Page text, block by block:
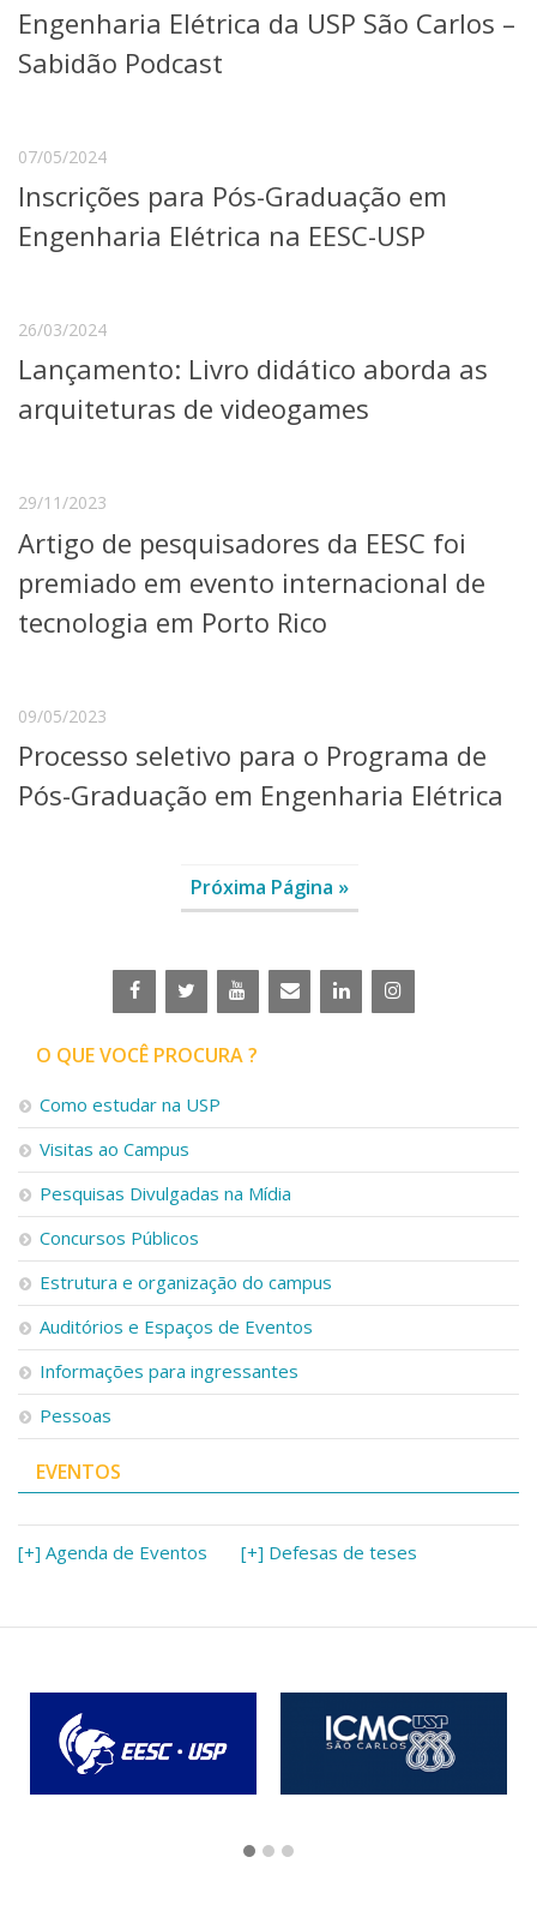
Aplicativos e Sites
Jornal da USP
Agenda de Eventos
Engenharia Elétrica da USP São Carlos –
Sabidão Podcast
07/05/2024
Inscrições para Pós-Graduação em
Engenharia Elétrica na EESC-USP
26/03/2024
Lançamento: Livro didático aborda as
arquiteturas de videogames
29/11/2023
Artigo de pesquisadores da EESC foi
premiado em evento internacional de
tecnologia em Porto Rico
09/05/2023
Processo seletivo para o Programa de
Pós-Graduação em Engenharia Elétrica
Próxima Página »
O QUE VOCÊ PROCURA ?
Como estudar na USP
Visitas ao Campus
Pesquisas Divulgadas na Mídia
Concursos Públicos
Estrutura e organização do campus
Auditórios e Espaços de Eventos
Informações para ingressantes
Pessoas
EVENTOS
[+] Agenda de Eventos [+] Defesas de teses